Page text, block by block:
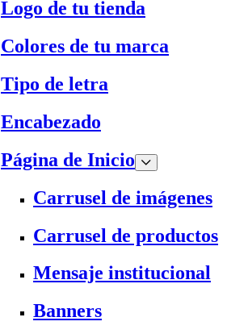
Logo de tu tienda
Colores de tu marca
Tipo de letra
Encabezado
Página de Inicio
Carrusel de imágenes
Carrusel de productos
Mensaje institucional
Banners